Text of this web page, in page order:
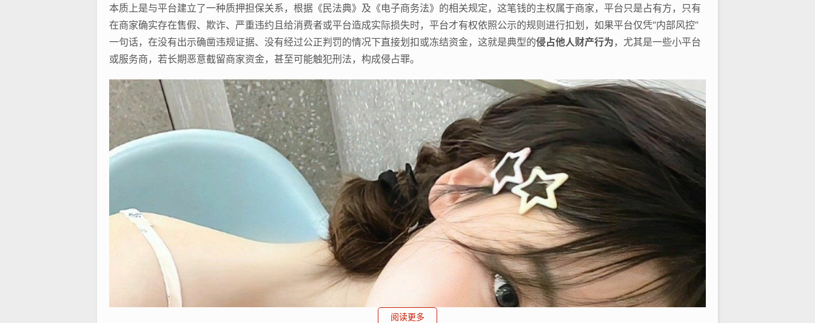
本质上是与平台建立了一种质押担保关系，根据《民法典》及《电子商务法》的相关规定，这笔钱的主权属于商家，平台只是占有方，只有
在商家确实存在售假、欺诈、严重违约且给消费者或平台造成实际损失时，平台才有权依照公示的规则进行扣划，如果平台仅凭“内部风控”
一句话，在没有出示确凿违规证据、没有经过公正判罚的情况下直接划扣或冻结资金，这就是典型的侵占他人财产行为，尤其是一些小平台
或服务商，若长期恶意截留商家资金，甚至可能触犯刑法，构成侵占罪。
阅读更多